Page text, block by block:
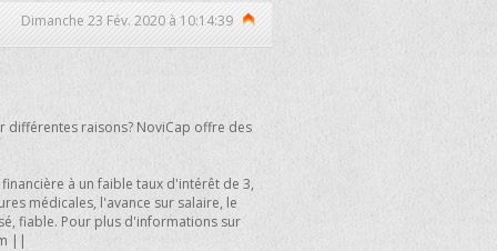
Dimanche 23 Fév. 2020 à 10:14:39
différentes raisons? NoviCap offre des
à un faible taux d'intérêt de 3,
médicales, l'avance sur salaire, le
fiable. Pour plus d'informations sur
||